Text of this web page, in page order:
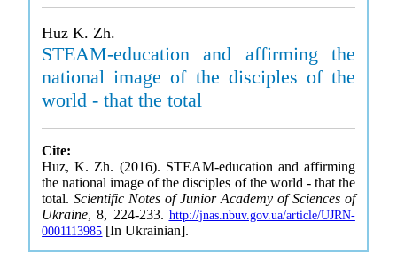
Huz K. Zh.
STEAM-education and affirming the
national image of the disciples of the
world - that the total
Cite:
Huz, K. Zh. (2016). STEAM-education and affirming
the national image of the disciples of the world - that the
total.Scientific Notes of Junior Academy of Sciences of
Ukraine, 8, 224-233. http://jnas.nbuv.gov.ua/article/UJRN-
0001113985 [In Ukrainian].